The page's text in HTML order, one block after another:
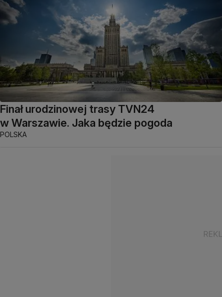
Finał urodzinowej trasy TVN24
w Warszawie. Jaka będzie pogoda
POLSKA